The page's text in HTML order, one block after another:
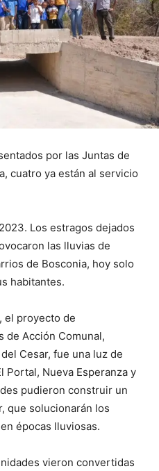
por las Juntas de
cuatro ya están al servicio
Los estragos dejados
las lluvias de
de Bosconia, hoy solo
habitantes.
el proyecto de
de Acción Comunal,
Cesar, fue una luz de
Portal, Nueva Esperanza y
pudieron construir un
que solucionarán los
épocas lluviosas.
vieron convertidas